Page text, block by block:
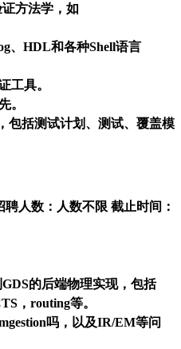
方法学，如
、HDL和各种Shell语言
工具。
。
包括测试计划、测试、覆盖模
聘人数： 人数不限 截止时间：
的后端物理实现，包括
，routing等。
吗，以及IR/EM等问